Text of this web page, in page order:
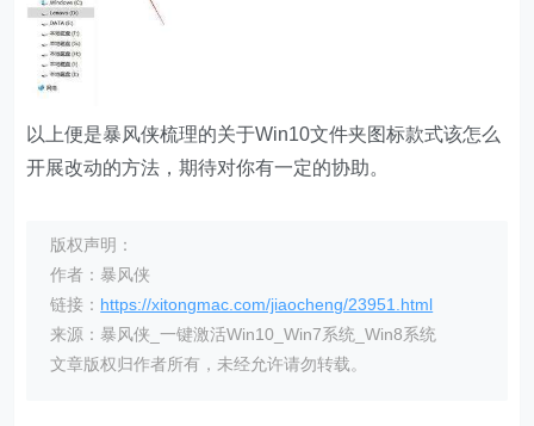
以上便是暴风侠梳理的关于Win10文件夹图标款式该怎么
开展改动的方法，期待对你有一定的协助。
版权声明：
作者：暴风侠
链接： https://xitongmac.com/jiaocheng/23951.html
来源：暴风侠_一键激活Win10_Win7系统_Win8系统
文章版权归作者所有，未经允许请勿转载。